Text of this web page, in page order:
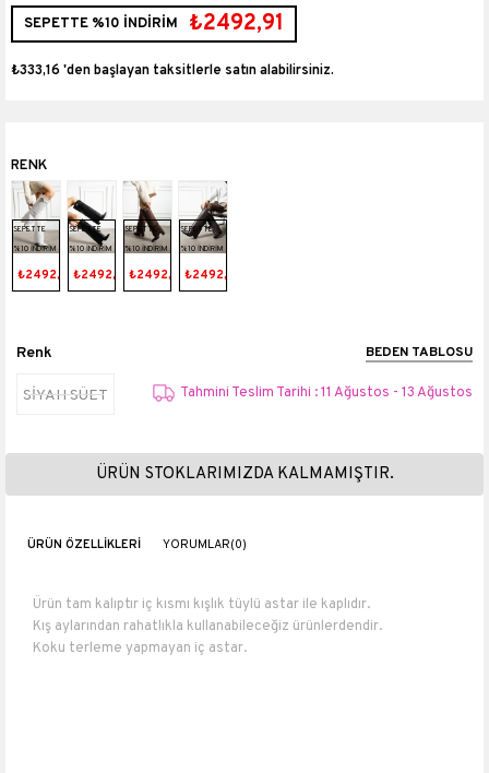
SEPETTE %10 İNDİRİM ₺2492,91
₺333,16 'den başlayan taksitlerle
SEPETTE
%10 İNDİRİM
₺2492,91
SEPETTE
%10 İNDİRİM
₺2492,91
SEPETTE
%10 İNDİRİM
₺2492,91
SEPETTE
%10 İNDİRİM
₺2492,91
Renk BEDEN TABLOSU
SİYAH SÜET Tahmini Teslim Tarihi : 11 Ağustos - 13 Ağustos
ÜRÜN STOKLARIMIZDA KALMAMIŞTIR.
ÜRÜN ÖZELLIKLERI YORUMLAR(0)
Ürün tam kalıptır iç kısmı kışlık tüylü astar ile kaplıdır.
Kış aylarından rahatlıkla kullanabileceğiz ürünlerdendir.
Koku terleme yapmayan iç astar.